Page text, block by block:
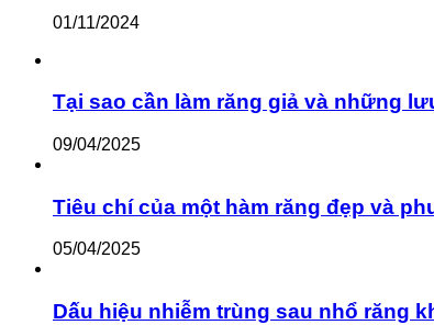
01/11/2024
Tại sao cần làm răng giả và những
09/04/2025
Tiêu chí của một hàm răng đẹp và
05/04/2025
Dấu hiệu nhiễm trùng sau nhổ răng